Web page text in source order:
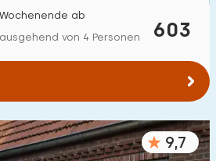
603
Wochenende ab
ausgehend von 4 Personen
9,7